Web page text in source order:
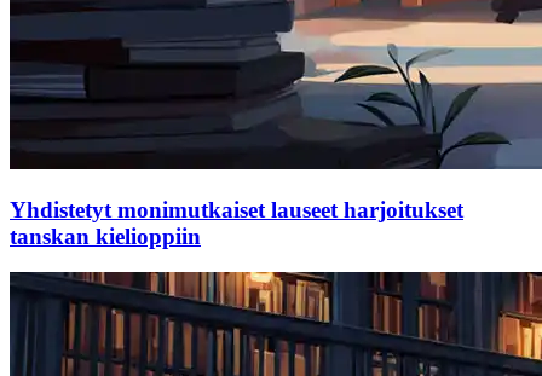
Yhdistetyt monimutkaiset lauseet harjoitukset
tanskan kielioppiin